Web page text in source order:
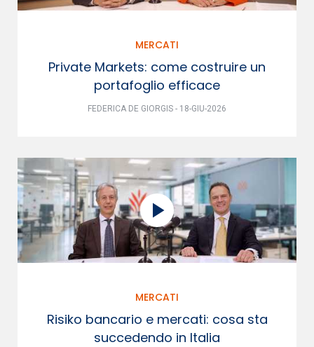
MERCATI
Private Markets: come costruire un
portafoglio efficace
FEDERICA DE GIORGIS - 18-GIU-2026
MERCATI
Risiko bancario e mercati: cosa sta
succedendo in Italia